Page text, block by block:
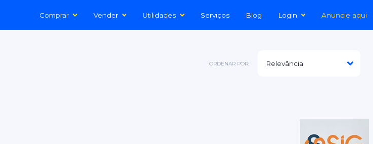
Comprar Vender Utilidades Serviços Blog Login Anuncie aqui
ORDENAR POR: